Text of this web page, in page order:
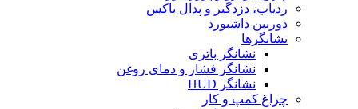
ردیاب، دزدگیر و پدال باکس
دوربین داشبورد
نشانگرها
نشانگر باتری
نشانگر فشار و دمای روغن
نشانگر HUD
چراغ کمپ و کار